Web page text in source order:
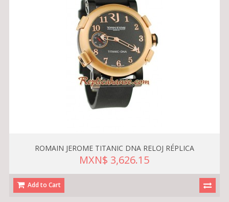
ROMAIN JEROME TITANIC DNA RELOJ RÉPLICA
MXN$ 3,626.15
Add to Cart